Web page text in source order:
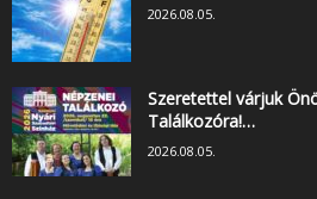
2026.08.05.
Szeretettel várjuk
Találkozóra!…
2026.08.05.